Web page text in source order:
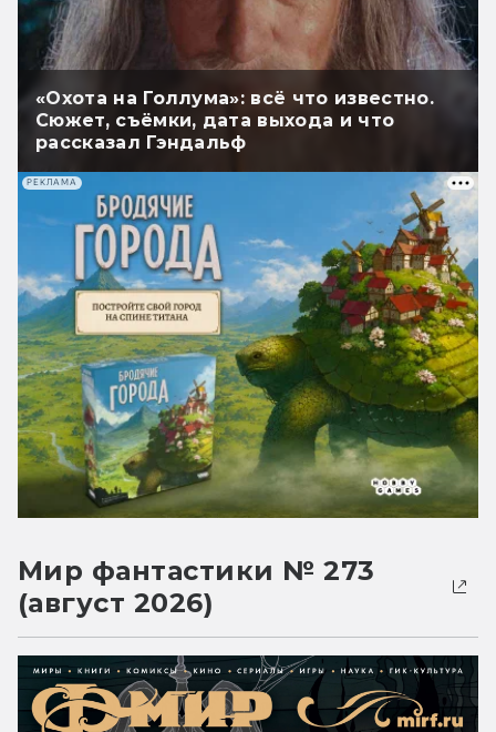
«Охота на Голлума»: всё что известно.
Сюжет, съёмки, дата выхода и что
рассказал Гэндальф
РЕКЛАМА
Мир фантастики № 273
(август 2026)